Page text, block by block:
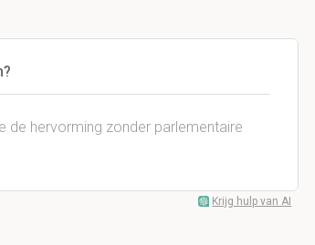
de hervorming zonder parlementaire
Krijg hulp van AI